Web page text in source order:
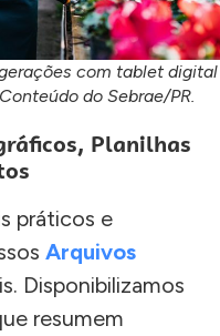
com tablet digital
do Sebrae/PR.
Planilhas
práticos e
Arquivos
Disponibilizamos
resumem